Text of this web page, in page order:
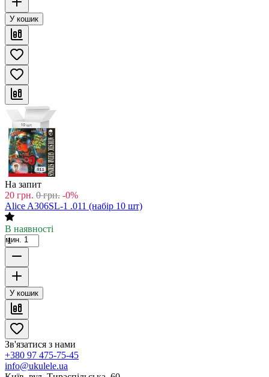
У кошик
На запит
20 грн. 0 грн. -0%
Alice A306SL-1 .011 (набір 10 шт)
В наявності
мин. 1
У кошик
Зв'язатися з нами
+380 97 475-75-45
info@ukulele.ua